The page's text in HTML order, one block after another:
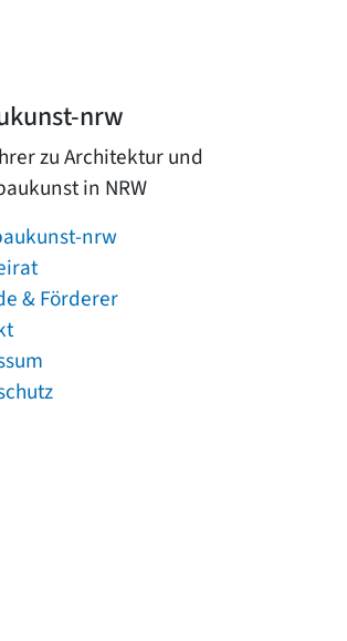
nrw
zu Architektur und
in NRW
nrw
& Förderer